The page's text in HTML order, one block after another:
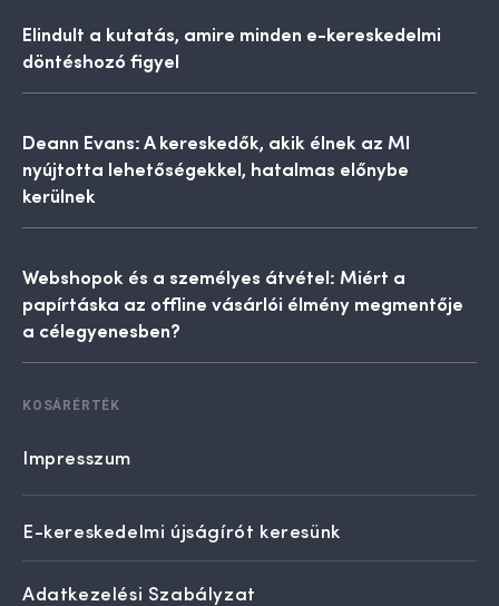
Elindult a kutatás, amire minden e-kereskedelmi
döntéshozó figyel
Deann Evans: A kereskedők, akik élnek az MI
nyújtotta lehetőségekkel, hatalmas előnybe
kerülnek
Webshopok és a személyes átvétel: Miért a
papírtáska az offline vásárlói élmény megmentője
a célegyenesben?
KOSÁRÉRTÉK
Impresszum
E-kereskedelmi újságírót keresünk
Adatkezelési Szabályzat